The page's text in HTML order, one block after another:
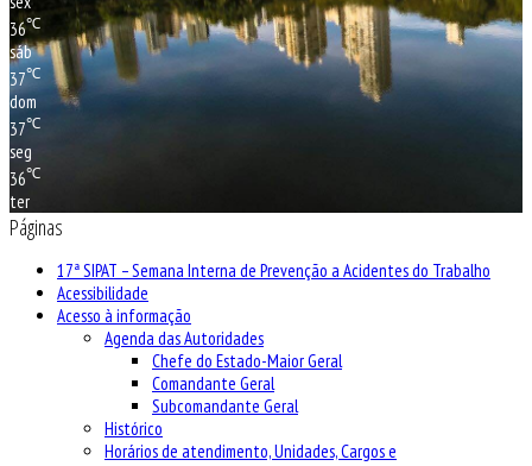
36℃
sáb
37℃
dom
37℃
seg
36℃
ter
Páginas
17ª SIPAT – Semana Interna de Prevenção a Acidentes do Trabalho
Acessibilidade
Acesso à informação
Agenda das Autoridades
Chefe do Estado-Maior Geral
Comandante Geral
Subcomandante Geral
Histórico
Horários de atendimento, Unidades, Cargos e